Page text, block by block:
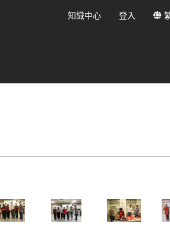
知識中心 登入